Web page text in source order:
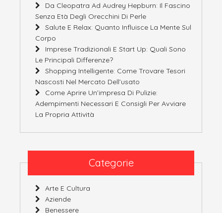
Da Cleopatra Ad Audrey Hepburn: Il Fascino
Senza Età Degli Orecchini Di Perle
Salute E Relax: Quanto Influisce La Mente Sul
Corpo
Imprese Tradizionali E Start Up: Quali Sono
Le Principali Differenze?
Shopping Intelligente: Come Trovare Tesori
Nascosti Nel Mercato Dell’usato
Come Aprire Un’impresa Di Pulizie:
Adempimenti Necessari E Consigli Per Avviare
La Propria Attività
Categorie
Arte E Cultura
Aziende
Benessere